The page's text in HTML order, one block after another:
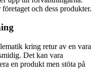
och dess produkter.
kring retur av en vara
Det kan vara
en produkt men stöta på